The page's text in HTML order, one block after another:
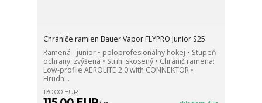
Chrániče ramien Bauer Vapor FLYPRO Junior S25
Ramená - junior • poloprofesionálny hokej • Stupeň
ochrany: zvýšená • Strih: skosený • Chránič ramena:
Low-profile AEROLITE 2.0 with CONNEKTOR •
Hrudn...
130,00 EUR